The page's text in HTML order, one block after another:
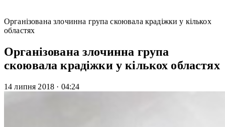
Організована злочинна група скоювала крадіжки у кількох
областях
Організована злочинна група
скоювала крадіжки у кількох областях
14 липня 2018 · 04:24